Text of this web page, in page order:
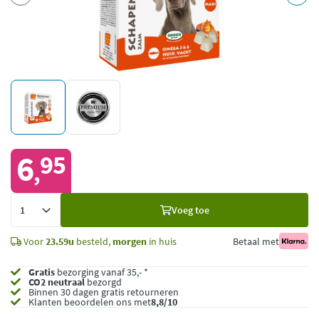
6,95
Voeg toe
Voor23.59u besteld, morgen in huis Betaal met
Gratis bezorging vanaf 35,- *
CO2 neutraalbezorgd
Binnen 30 dagen gratis retourneren
Klanten beoordelen ons met8,8/10